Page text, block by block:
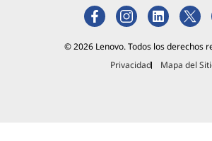
seleccion
mucho© 2026 Lenovo. Todos los derechos
Privacidad
Mapa del